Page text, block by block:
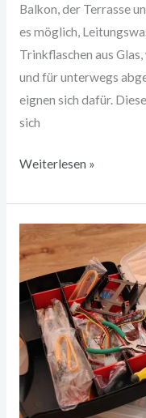
Balkon, der Terrasse
es möglich,
Trinkflaschen aus
und für unterwegs
eignen sich dafür.
sich
Weiterlesen »
Aufräumen
leicht
gemacht
mit
einem
Festool
Systainer